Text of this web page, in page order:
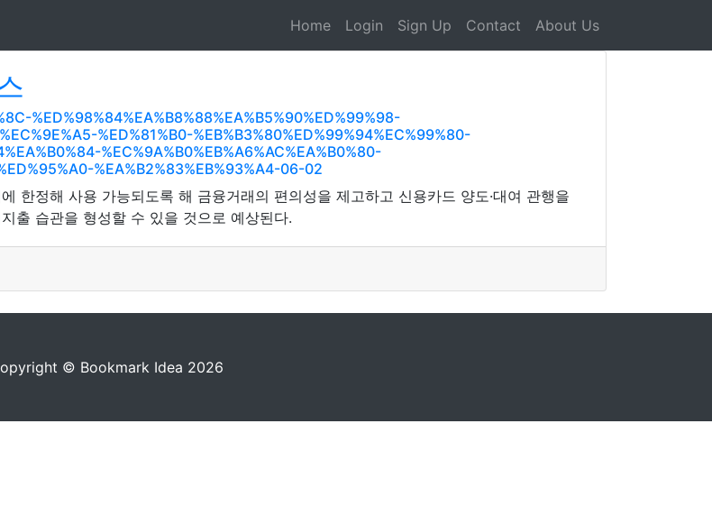
Home Login Sign Up Contact About Us
%ED%98%84%EA%B8%88%EA%B5%90%ED%99%98-
%ED%81%B0-%EB%B3%80%ED%99%94%EC%99%80-
%EC%9A%B0%EB%A6%AC%EA%B0%80-
%EA%B2%83%EB%93%A4-06-02
한정해 사용 가능되도록 해 금융거래의 편의성을 제고하고 신용카드 양도·대여 관행을
출 습관을 형성할 수 있을 것으로 예상된다.
© Bookmark Idea 2026